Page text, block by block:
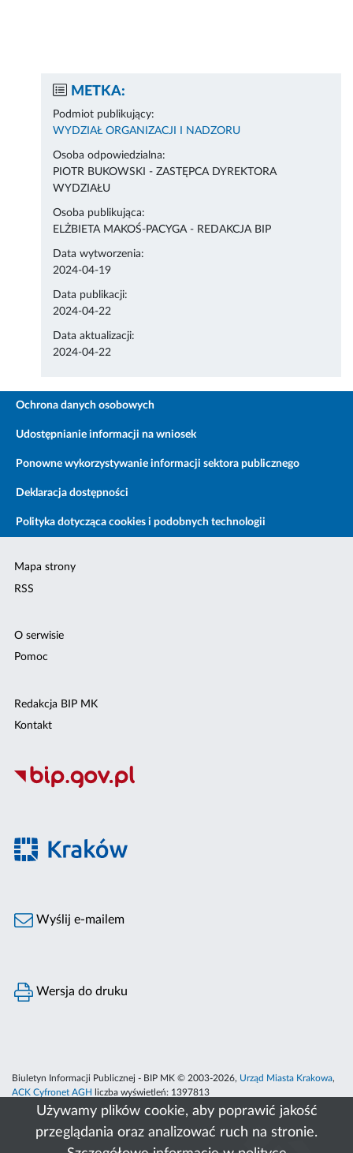
Używamy plików cookie, aby poprawić jakość
przeglądania oraz analizować ruch na stronie.
METKA:
Podmiot publikujący:
WYDZIAŁ ORGANIZACJI I NADZORU
Osoba odpowiedzialna:
PIOTR BUKOWSKI - ZASTĘPCA DYREKTORA
WYDZIAŁU
Osoba publikująca:
ELŻBIETA MAKOŚ-PACYGA - REDAKCJA BIP
Data wytworzenia:
2024-04-19
Data publikacji:
2024-04-22
Data aktualizacji:
2024-04-22
Ochrona danych osobowych
Udostępnianie informacji na wniosek
Ponowne wykorzystywanie informacji sektora publicznego
Deklaracja dostępności
Polityka dotycząca cookies i podobnych technologii
Mapa strony
RSS
O serwisie
Pomoc
Redakcja BIP MK
Kontakt
Wyślij e-mailem
Wersja do druku
Biuletyn Informacji Publicznej - BIP MK © 2003-2026, Urząd Miasta Krakowa,
ACK Cyfronet AGH
liczba wyświetleń: 1397813